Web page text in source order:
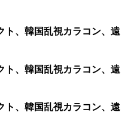
ト、韓国乱視カラコン、遠
ト、韓国乱視カラコン、遠
ト、韓国乱視カラコン、遠